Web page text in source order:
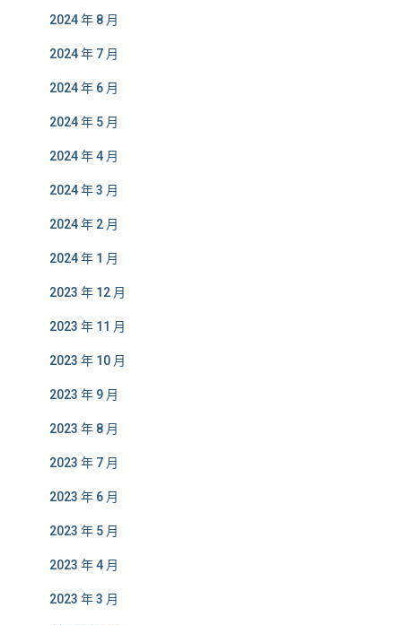
2024 年 8 月
2024 年 7 月
2024 年 6 月
2024 年 5 月
2024 年 4 月
2024 年 3 月
2024 年 2 月
2024 年 1 月
2023 年 12 月
2023 年 11 月
2023 年 10 月
2023 年 9 月
2023 年 8 月
2023 年 7 月
2023 年 6 月
2023 年 5 月
2023 年 4 月
2023 年 3 月